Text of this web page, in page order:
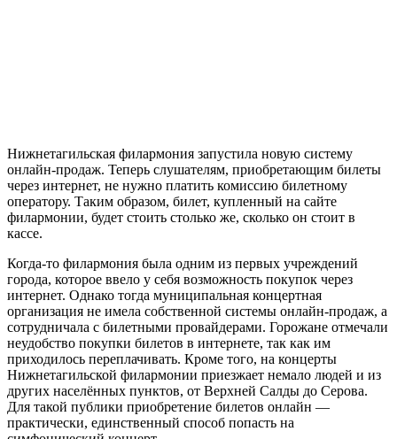
Нижнетагильская филармония запустила новую систему
онлайн-продаж. Теперь слушателям, приобретающим билеты
через интернет, не нужно платить комиссию билетному
оператору. Таким образом, билет, купленный на сайте
филармонии, будет стоить столько же, сколько он стоит в
кассе.
Когда-то филармония была одним из первых учреждений
города, которое ввело у себя возможность покупок через
интернет. Однако тогда муниципальная концертная
организация не имела собственной системы онлайн-продаж, а
сотрудничала с билетными провайдерами. Горожане отмечали
неудобство покупки билетов в интернете, так как им
приходилось переплачивать. Кроме того, на концерты
Нижнетагильской филармонии приезжает немало людей и из
других населённых пунктов, от Верхней Салды до Серова.
Для такой публики приобретение билетов онлайн —
практически, единственный способ попасть на